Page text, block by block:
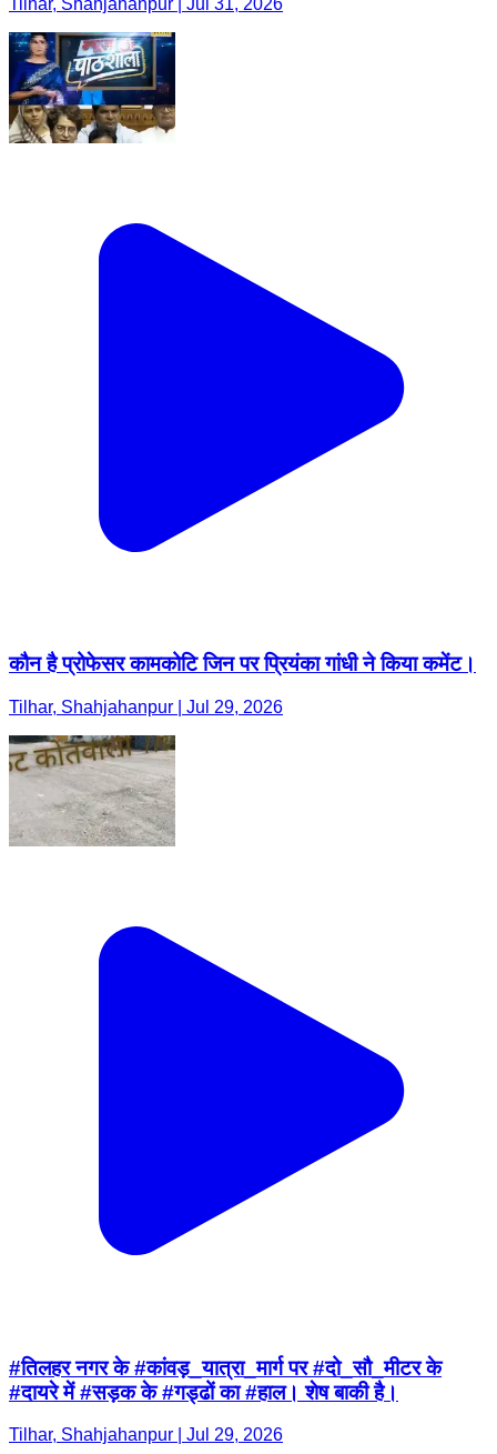
कौन है प्रोफेसर कामकोटि जिन पर प्रियंका गांधी ने किया कमेंट।
Tilhar, Shahjahanpur | Jul 29, 2026
#तिलहर नगर के #कांवड़_यात्रा_मार्ग पर #दो_सौ_मीटर के
#दायरे में #सड़क के #गड्ढों का #हाल। शेष बाकी है।
Tilhar, Shahjahanpur | Jul 29, 2026